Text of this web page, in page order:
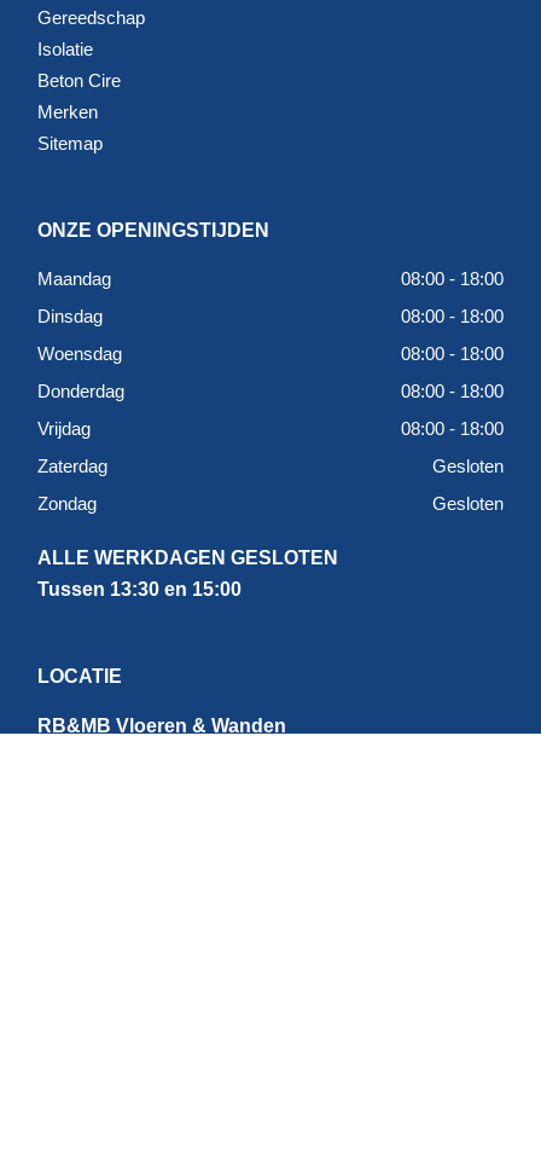
Gereedschap
Isolatie
Beton Cire
Merken
Sitemap
ONZE OPENINGSTIJDEN
Maandag
08:00 - 18:00
Dinsdag
08:00 - 18:00
Woensdag
08:00 - 18:00
Donderdag
08:00 - 18:00
Vrijdag
08:00 - 18:00
Zaterdag
Gesloten
Zondag
Gesloten
ALLE WERKDAGEN GESLOTEN
Tussen 13:30 en 15:00
LOCATIE
RB&MB Vloeren & Wanden